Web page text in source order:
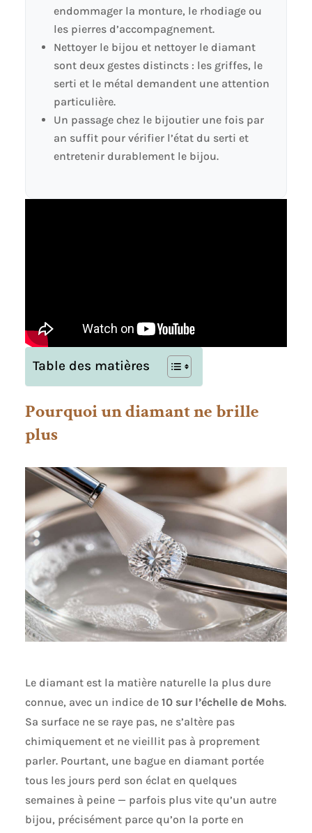
endommager la monture, le rhodiage ou
les pierres d’accompagnement.
Nettoyer le bijou et nettoyer le diamant
sont deux gestes distincts : les griffes, le
serti et le métal demandent une attention
particulière.
Un passage chez le bijoutier une fois par
an suffit pour vérifier l’état du serti et
entretenir durablement le bijou.
Table des matières
Pourquoi un diamant ne brille
plus
Le diamant est la matière naturelle la plus dure
connue, avec un indice de 10 sur l’échelle de Mohs.
Sa surface ne se raye pas, ne s’altère pas
chimiquement et ne vieillit pas à proprement
parler. Pourtant, une bague en diamant portée
tous les jours perd son éclat en quelques
semaines à peine — parfois plus vite qu’un autre
bijou, précisément parce qu’on la porte en